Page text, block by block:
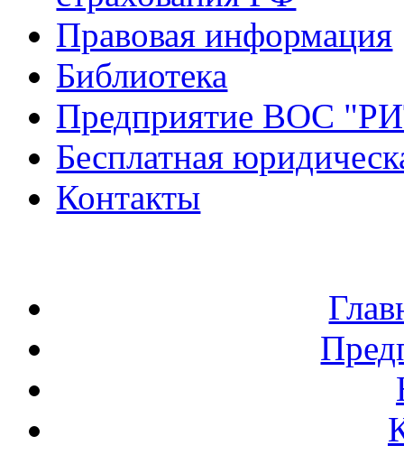
Правовая информация
Библиотека
Предприятие ВОС
Бесплатная
Контакты